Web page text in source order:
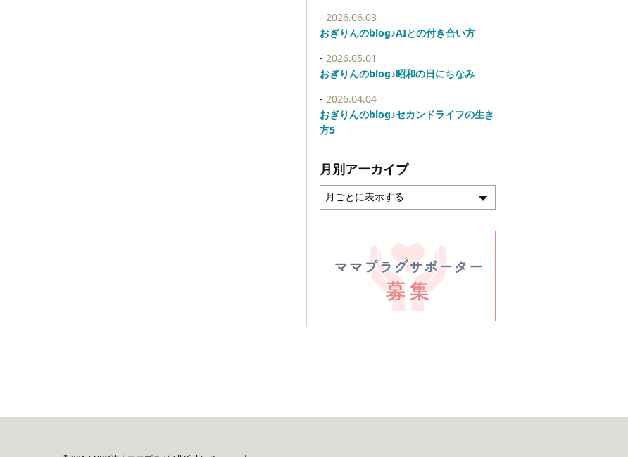
2026.06.03
おぎりんのblog♪AIとの付き合い方
2026.05.01
おぎりんのblog♪昭和の日にちなみ
2026.04.04
おぎりんのblog♪セカンドライフの生き
方5
月別アーカイブ